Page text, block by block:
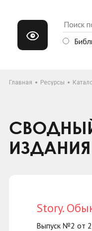
Главная Ресурсы
Story.
Выпуск №2 от